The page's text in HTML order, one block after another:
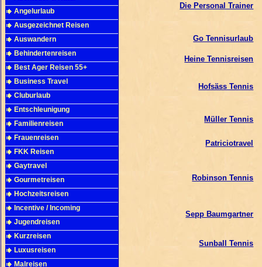
Angelurlaub
Ausgezeichnet Reisen
Auswandern
Behindertenreisen
Best Ager Reisen 55+
Business Travel
Cluburlaub
Entschleunigung
Familienreisen
Frauenreisen
FKK Reisen
Gaytravel
Gourmetreisen
Hochzeitsreisen
Incentive / Incoming
Jugendreisen
Kurzreisen
Luxusreisen
Malreisen
Die Personal Trainer
Go Tennisurlaub
Heine Tennisreisen
Hofsäss Tennis
Müller Tennis
Patriciotravel
Robinson Tennis
Sepp Baumgartner
Sunball Tennis